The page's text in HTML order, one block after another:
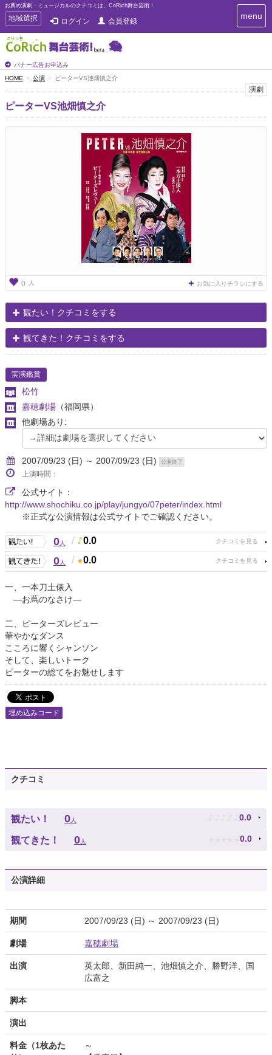
お薦め演劇・ミュージカルのクチコミは、CoRich舞台芸術！
T
o
g
g
e
n
a
i
地域選択 ログイン 会員登録
バナー広告お申込み
T
o
i
menu
HOME 公演 ピーターVS池畑慎之介
演劇
ピーターVS池畑慎之介
0 人 お気に入りチラシにする
観たい！クチコミをする
観てきた！クチコミをする
実演鑑賞
松竹
嘉穂劇場 （福岡県）
他劇場あり:
2007/09/23 (日) ～ 2007/09/23 (日) 公演終了
上演時間：
公式サイト：
http://www.shochiku.co.jp/play/jungyo/07peter/index.html
※正式な公演情報は公式サイトでご確認ください。
0人 / 0.0
0人 / 0.0
一、一本刀土俵入
—お蔦のなさけ—
二、ピーターズレビュー
華やかなダンス
こころに響くシャンソン
そして、楽しいトーク
ピーターの総てをお魅せします
埋め込みコード
クチコミ
観たい！ 0人 ♪ ♪ ♪ ♪ ♪ 0.0
観てきた！ 0人 ★ ★ ★ ★ ★ 0.0
公演詳細
期間 2007/09/23 (日) ～ 2007/09/23 (日)
劇場 嘉穂劇場
出演
英太郎、新田純一、池畑慎之介、勝野洋、国
広富之
脚本
演出
料金（1枚あた
～